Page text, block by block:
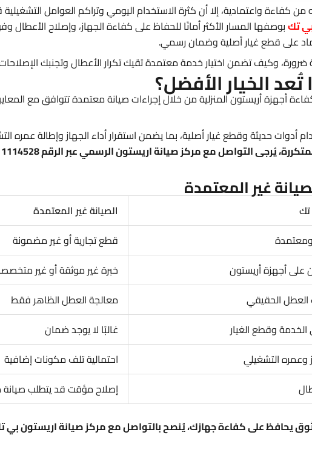
كفاءة واعتمادية، إلا أن كثرة الاستخدام اليومي وتراكم العوامل
تكبوصفها المسار الأكثر أمانًا للحفاظ على كفاءة الجهاز، وإصلاح
على قطع غيار أصلية وضمان رسمي.
وكيف تضمن اختيار خدمة معتمدة تقيك تكرار الأعطال وتجنبك
الخيار الأفضل؟
أجهزة أريستون المنزلية من خلال إجراءات صيانة معتمدة تتوافق مع
حديثة وقطع غيار أصلية، بما يضمن استقرار أداء الجهاز وإطالة عمره
غير المعتمدة
الصيانة غير المعتمدة
قطع تجارية أو غير مضمونة
أجهزة أريستون
خبرة غير موثقة أو غير
الحقيقي
معالجة العطل الظاهر فقط
وقطع الغيار
غالبًا لا يوجد ضمان
وعمره التشغيلي
احتمالية تلف مكونات إضافية
إصلاح مؤقت قد يتطلب صيانة